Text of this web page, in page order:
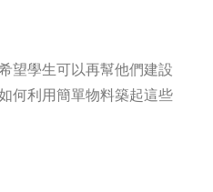
望學生可以再幫他們建設
何利用簡單物料築起這些